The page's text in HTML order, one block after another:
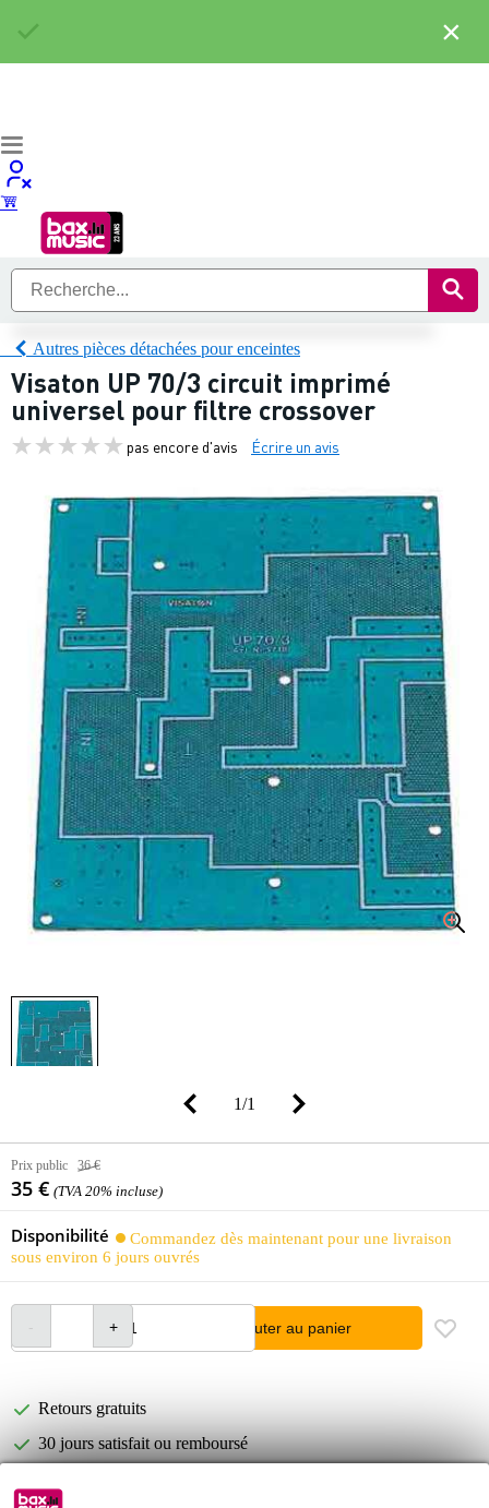
Autres pièces détachées pour enceintes
Visaton UP 70/3 circuit imprimé
universel pour filtre crossover
pas encore d'avis Écrire un avis
1/1
Prix public 36 €
35 € (TVA 20% incluse)
Disponibilité
Commandez dès maintenant pour une livraison
sous environ 6 jours ouvrés
Ajouter au panier
Retours gratuits
30 jours satisfait ou remboursé
×